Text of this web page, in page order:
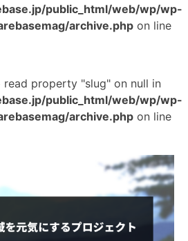
public_html/web/wp/wp-
archive.php on line
property "slug" on null in
public_html/web/wp/wp-
archive.php on line